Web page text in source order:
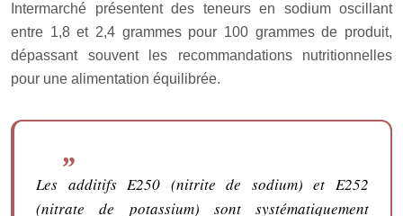
Intermarché présentent des teneurs en sodium oscillant
entre 1,8 et 2,4 grammes pour 100 grammes de produit,
dépassant souvent les recommandations nutritionnelles
pour une alimentation équilibrée.
Les additifs E250 (nitrite de sodium) et E252
(nitrate de potassium) sont systématiquement